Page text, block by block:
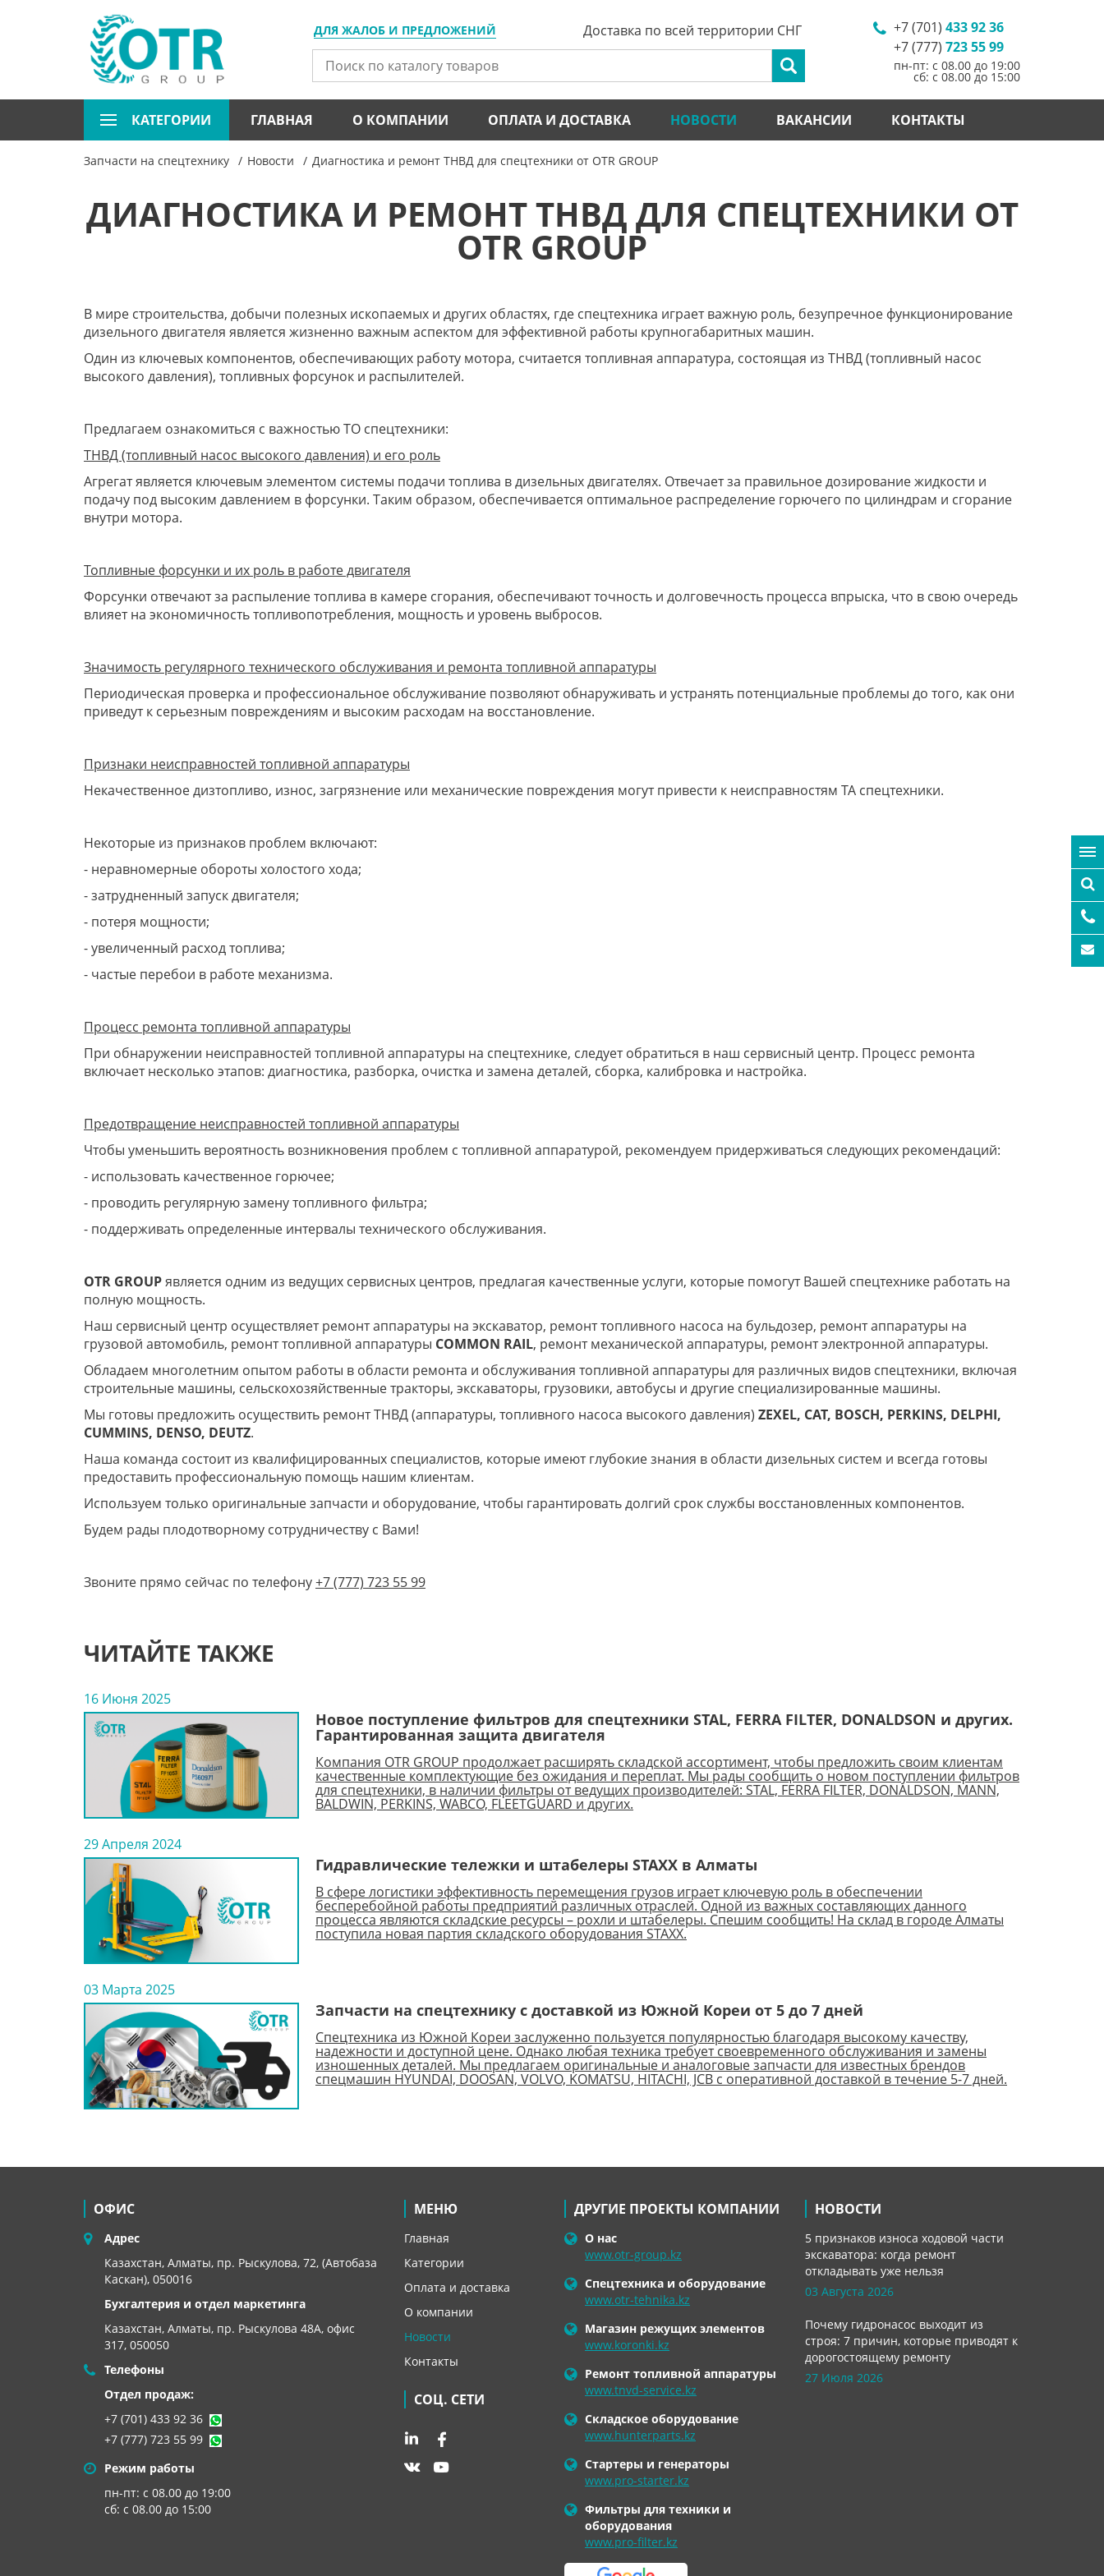
ДЛЯ ЖАЛОБ И ПРЕДЛОЖЕНИЙ +7 (701) 433 92 36
+7 (777) 723 55 99
пн-пт: с 08.00 до 19:00
сб: с 08.00 до 15:00
Доставка по всей территории СНГ
КАТЕГОРИИ ГЛАВНАЯ О КОМПАНИИ ОПЛАТА И ДОСТАВКА НОВОСТИ ВАКАНСИИ КОНТАКТЫ
Запчасти на спецтехнику Новости Диагностика и ремонт ТНВД для спецтехники от OTR GROUP
ДИАГНОСТИКА И РЕМОНТ ТНВД ДЛЯ СПЕЦТЕХНИКИ ОТ
OTR GROUP
В мире строительства, добычи полезных ископаемых и других областях, где спецтехника играет важную роль, безупречное функционирование
дизельного двигателя является жизненно важным аспектом для эффективной работы крупногабаритных машин.
Один из ключевых компонентов, обеспечивающих работу мотора, считается топливная аппаратура, состоящая из ТНВД (топливный насос
высокого давления), топливных форсунок и распылителей.
Предлагаем ознакомиться с важностью ТО спецтехники:
ТНВД (топливный насос высокого давления) и его роль
Агрегат является ключевым элементом системы подачи топлива в дизельных двигателях. Отвечает за правильное дозирование жидкости и
подачу под высоким давлением в форсунки. Таким образом, обеспечивается оптимальное распределение горючего по цилиндрам и сгорание
внутри мотора.
Топливные форсунки и их роль в работе двигателя
Форсунки отвечают за распыление топлива в камере сгорания, обеспечивают точность и долговечность процесса впрыска, что в свою очередь
влияет на экономичность топливопотребления, мощность и уровень выбросов.
Значимость регулярного технического обслуживания и ремонта топливной аппаратуры
Периодическая проверка и профессиональное обслуживание позволяют обнаруживать и устранять потенциальные проблемы до того, как они
приведут к серьезным повреждениям и высоким расходам на восстановление.
Признаки неисправностей топливной аппаратуры
Некачественное дизтопливо, износ, загрязнение или механические повреждения могут привести к неисправностям ТА спецтехники.
Некоторые из признаков проблем включают:
- неравномерные обороты холостого хода;
- затрудненный запуск двигателя;
- потеря мощности;
- увеличенный расход топлива;
- частые перебои в работе механизма.
Процесс ремонта топливной аппаратуры
При обнаружении неисправностей топливной аппаратуры на спецтехнике, следует обратиться в наш сервисный центр. Процесс ремонта
включает несколько этапов: диагностика, разборка, очистка и замена деталей, сборка, калибровка и настройка.
Предотвращение неисправностей топливной аппаратуры
Чтобы уменьшить вероятность возникновения проблем с топливной аппаратурой, рекомендуем придерживаться следующих рекомендаций:
- использовать качественное горючее;
- проводить регулярную замену топливного фильтра;
- поддерживать определенные интервалы технического обслуживания.
OTR GROUPявляется одним из ведущих сервисных центров, предлагая качественные услуги, которые помогут Вашей спецтехнике работать на
полную мощность.
Наш сервисный центр осуществляет ремонт аппаратуры на экскаватор, ремонт топливного насоса на бульдозер, ремонт аппаратуры на
грузовой автомобиль, ремонт топливной аппаратуры COMMON RAIL, ремонт механической аппаратуры, ремонт электронной аппаратуры.
Обладаем многолетним опытом работы в области ремонта и обслуживания топливной аппаратуры для различных видов спецтехники, включая
строительные машины, сельскохозяйственные тракторы, экскаваторы, грузовики, автобусы и другие специализированные машины.
Мы готовы предложить осуществить ремонт ТНВД (аппаратуры, топливного насоса высокого давления) ZEXEL, CAT, BOSCH, PERKINS, DELPHI,
CUMMINS, DENSO, DEUTZ.
Наша команда состоит из квалифицированных специалистов, которые имеют глубокие знания в области дизельных систем и всегда готовы
предоставить профессиональную помощь нашим клиентам.
Используем только оригинальные запчасти и оборудование, чтобы гарантировать долгий срок службы восстановленных компонентов.
Будем рады плодотворному сотрудничеству с Вами!
Звоните прямо сейчас по телефону+7 (777) 723 55 99
ЧИТАЙТЕ ТАКЖЕ
16 Июня 2025
Новое поступление фильтров для спецтехники STAL, FERRA FILTER, DONALDSON и других.
Гарантированная защита двигателя
Компания OTR GROUP продолжает расширять складской ассортимент, чтобы предложить своим клиентам
качественные комплектующие без ожидания и переплат. Мы рады сообщить о новом поступлении фильтров
для спецтехники, в наличии фильтры от ведущих производителей: STAL, FERRA FILTER, DONALDSON, MANN,
BALDWIN, PERKINS, WABCO, FLEETGUARD и других.
29 Апреля 2024
Гидравлические тележки и штабелеры STAXX в Алматы
В сфере логистики эффективность перемещения грузов играет ключевую роль в обеспечении
бесперебойной работы предприятий различных отраслей. Одной из важных составляющих данного
процесса являются складские ресурсы – рохли и штабелеры. Спешим сообщить! На склад в городе Алматы
поступила новая партия складского оборудования STAXX.
03 Марта 2025
Запчасти на спецтехнику с доставкой из Южной Кореи от 5 до 7 дней
Спецтехника из Южной Кореи заслуженно пользуется популярностью благодаря высокому качеству,
надежности и доступной цене. Однако любая техника требует своевременного обслуживания и замены
изношенных деталей. Мы предлагаем оригинальные и аналоговые запчасти для известных брендов
спецмашин HYUNDAI, DOOSAN, VOLVO, KOMATSU, HITACHI, JCB с оперативной доставкой в течение 5-7 дней.
ОФИС
Адрес
Казахстан, Алматы, пр. Рыскулова, 72, (Автобаза
Каскан), 050016
Бухгалтерия и отдел маркетинга
Казахстан, Алматы, пр. Рыскулова 48А, офис
317, 050050
Телефоны
Отдел продаж:
+7 (701) 433 92 36
+7 (777) 723 55 99
Режим работы
пн-пт: с 08.00 до 19:00
сб: с 08.00 до 15:00
МЕНЮ
Главная
Категории
Оплата и доставка
О компании
Новости
Контакты
СОЦ. СЕТИ
ДРУГИЕ ПРОЕКТЫ КОМПАНИИ
О нас
www.otr-group.kz
Спецтехника и оборудование
www.otr-tehnika.kz
Магазин режущих элементов
www.koronki.kz
Ремонт топливной аппаратуры
www.tnvd-service.kz
Складское оборудование
www.hunterparts.kz
Стартеры и генераторы
www.pro-starter.kz
Фильтры для техники и
оборудования
www.pro-filter.kz
НОВОСТИ
5 признаков износа ходовой части
экскаватора: когда ремонт
откладывать уже нельзя
03 Августа 2026
Почему гидронасос выходит из
строя: 7 причин, которые приводят к
дорогостоящему ремонту
27 Июля 2026